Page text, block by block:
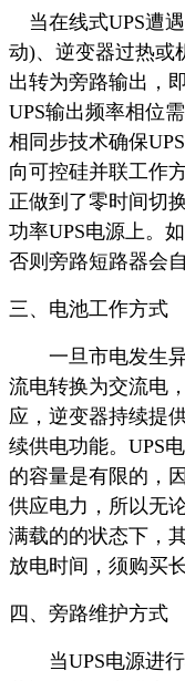
当在线式UPS遭
动)、逆变器过热或
出转为旁路输出，
UPS输出频率相位
相同步技术确保
向可控硅并联工作
正做到了零时间切
功率UPS电源上。
否则旁路短路器会
三、电池工作方式
一旦市电发生异
流电转换为交流电
应，逆变器持续提
续供电功能。UPS
的容量是有限的，
供应电力，所以无
满载的的状态下，
放电时间，须购买
四、旁路维护方式
当UPS电源进行